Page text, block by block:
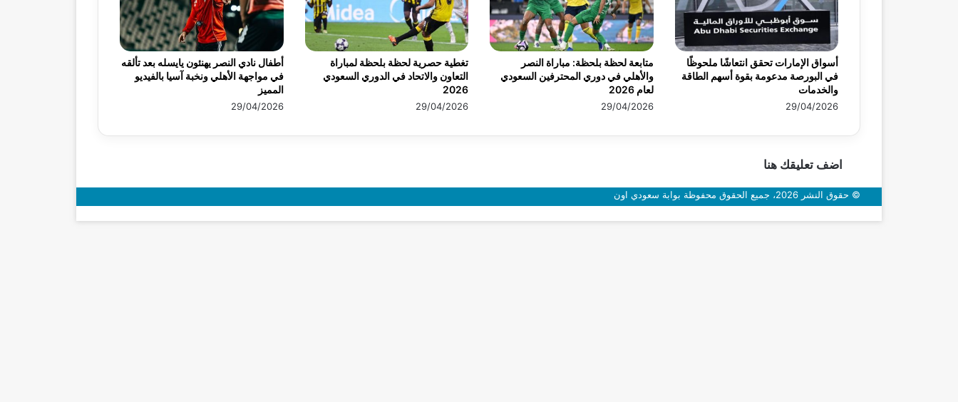
أطفال نادي النصر يهنئون يايسله بعد تألقه
في مواجهة الأهلي ونخبة آسيا بالفيديو
المميز
29/04/2026
تغطية حصرية لحظة بلحظة لمباراة
التعاون والاتحاد في الدوري السعودي
2026
29/04/2026
متابعة لحظة بلحظة: مباراة النصر
والأهلي في دوري المحترفين السعودي
لعام 2026
29/04/2026
أسواق الإمارات تحقق انتعاشًا ملحوظًا
في البورصة مدعومة بقوة أسهم الطاقة
والخدمات
29/04/2026
اضف تعليقك هنا
© حقوق النشر 2026، جميع الحقوق محفوظة بوابة سعودي اون